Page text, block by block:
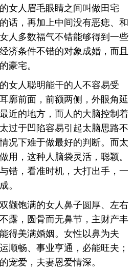
人眉毛眼睛之间叫做田宅
话，再加上中间没有恶痣、和
人多数福气不错能够得到一些
济条件不错的对象成婚，而且
豪宅。
人聪明能干的人不容易受
廓前面，前额两侧，外眼角延
近的地方，而人的大脑控制着
过于凹陷容易引起太脑思路不
况下难于做最好的判断。而太
用，这种人脑袋灵活，聪颖。
错，看准时机，大打出手，一
。
饱满的女人鼻子圆厚、左右
露，圆骨而无鼻节，主财产丰
得美满婚姻。女性以鼻为夫
顺畅、事业亨通，必能旺夫；
宠爱，夫妻恩爱情深。